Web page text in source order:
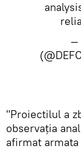
—
"Proiectilul a
observația
afirmat